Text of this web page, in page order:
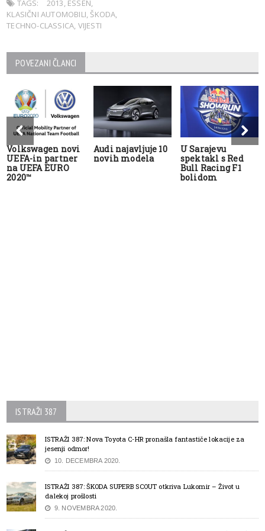
TAGS: 2013, ESSEN,
KLASIČNI AUTOMOBILI, ŠKODA,
TECHNO-CLASSICA, VIJESTI
POVEZANI ČLANCI
Volkswagen novi
UEFA-in partner
na UEFA EURO
2020™
Audi najavljuje 10
novih modela
U Sarajevu
spektakl s Red
Bull Racing F1
bolidom
ISTRAŽI 387
ISTRAŽI 387: Nova Toyota C-HR pronašla fantastiče lokacije za
jesenji odmor!
10. DECEMBRA 2020.
ISTRAŽI 387: ŠKODA SUPERB SCOUT otkriva Lukomir – Život u
dalekoj prošlosti
9. NOVEMBRA 2020.